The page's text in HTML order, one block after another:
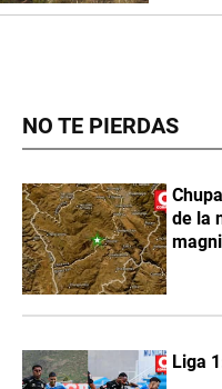
NO TE PIERDAS
de la
Liga